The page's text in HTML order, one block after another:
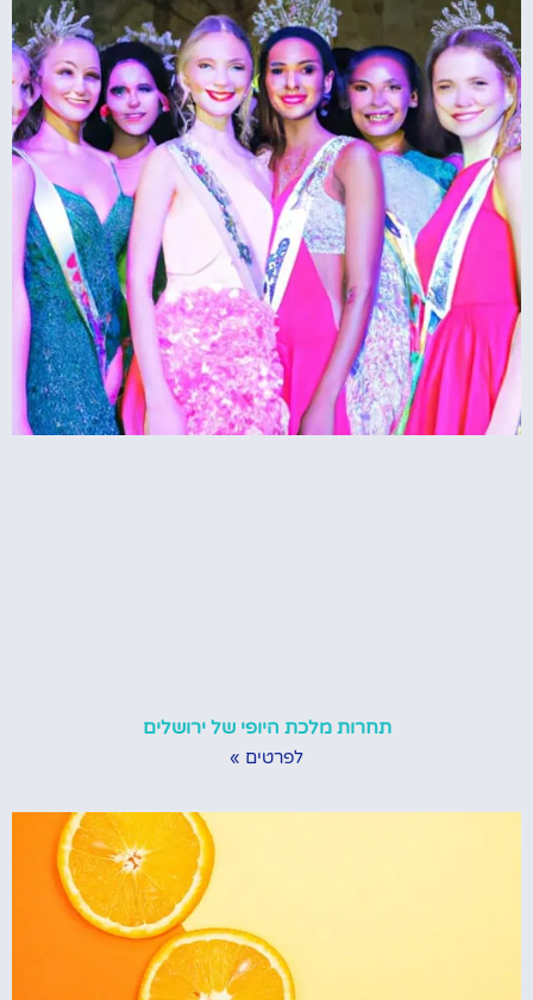
תחרות מלכת היופי של ירושלים
לפרטים »